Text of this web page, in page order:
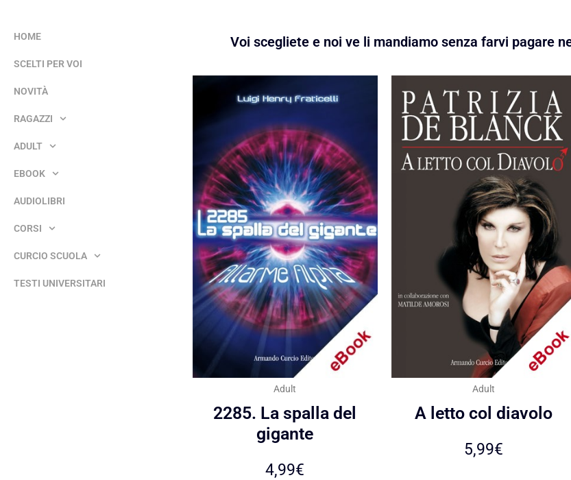
HOME
SCELTI PER VOI
NOVITÀ
RAGAZZI
ADULT
EBOOK
AUDIOLIBRI
CORSI
CURCIO SCUOLA
TESTI UNIVERSITARI
Voi scegliete e noi ve li mandiamo senza farvi pagare
Adult
2285. La spalla del
gigante
4,99€
Adult
A letto col diavolo
5,99€